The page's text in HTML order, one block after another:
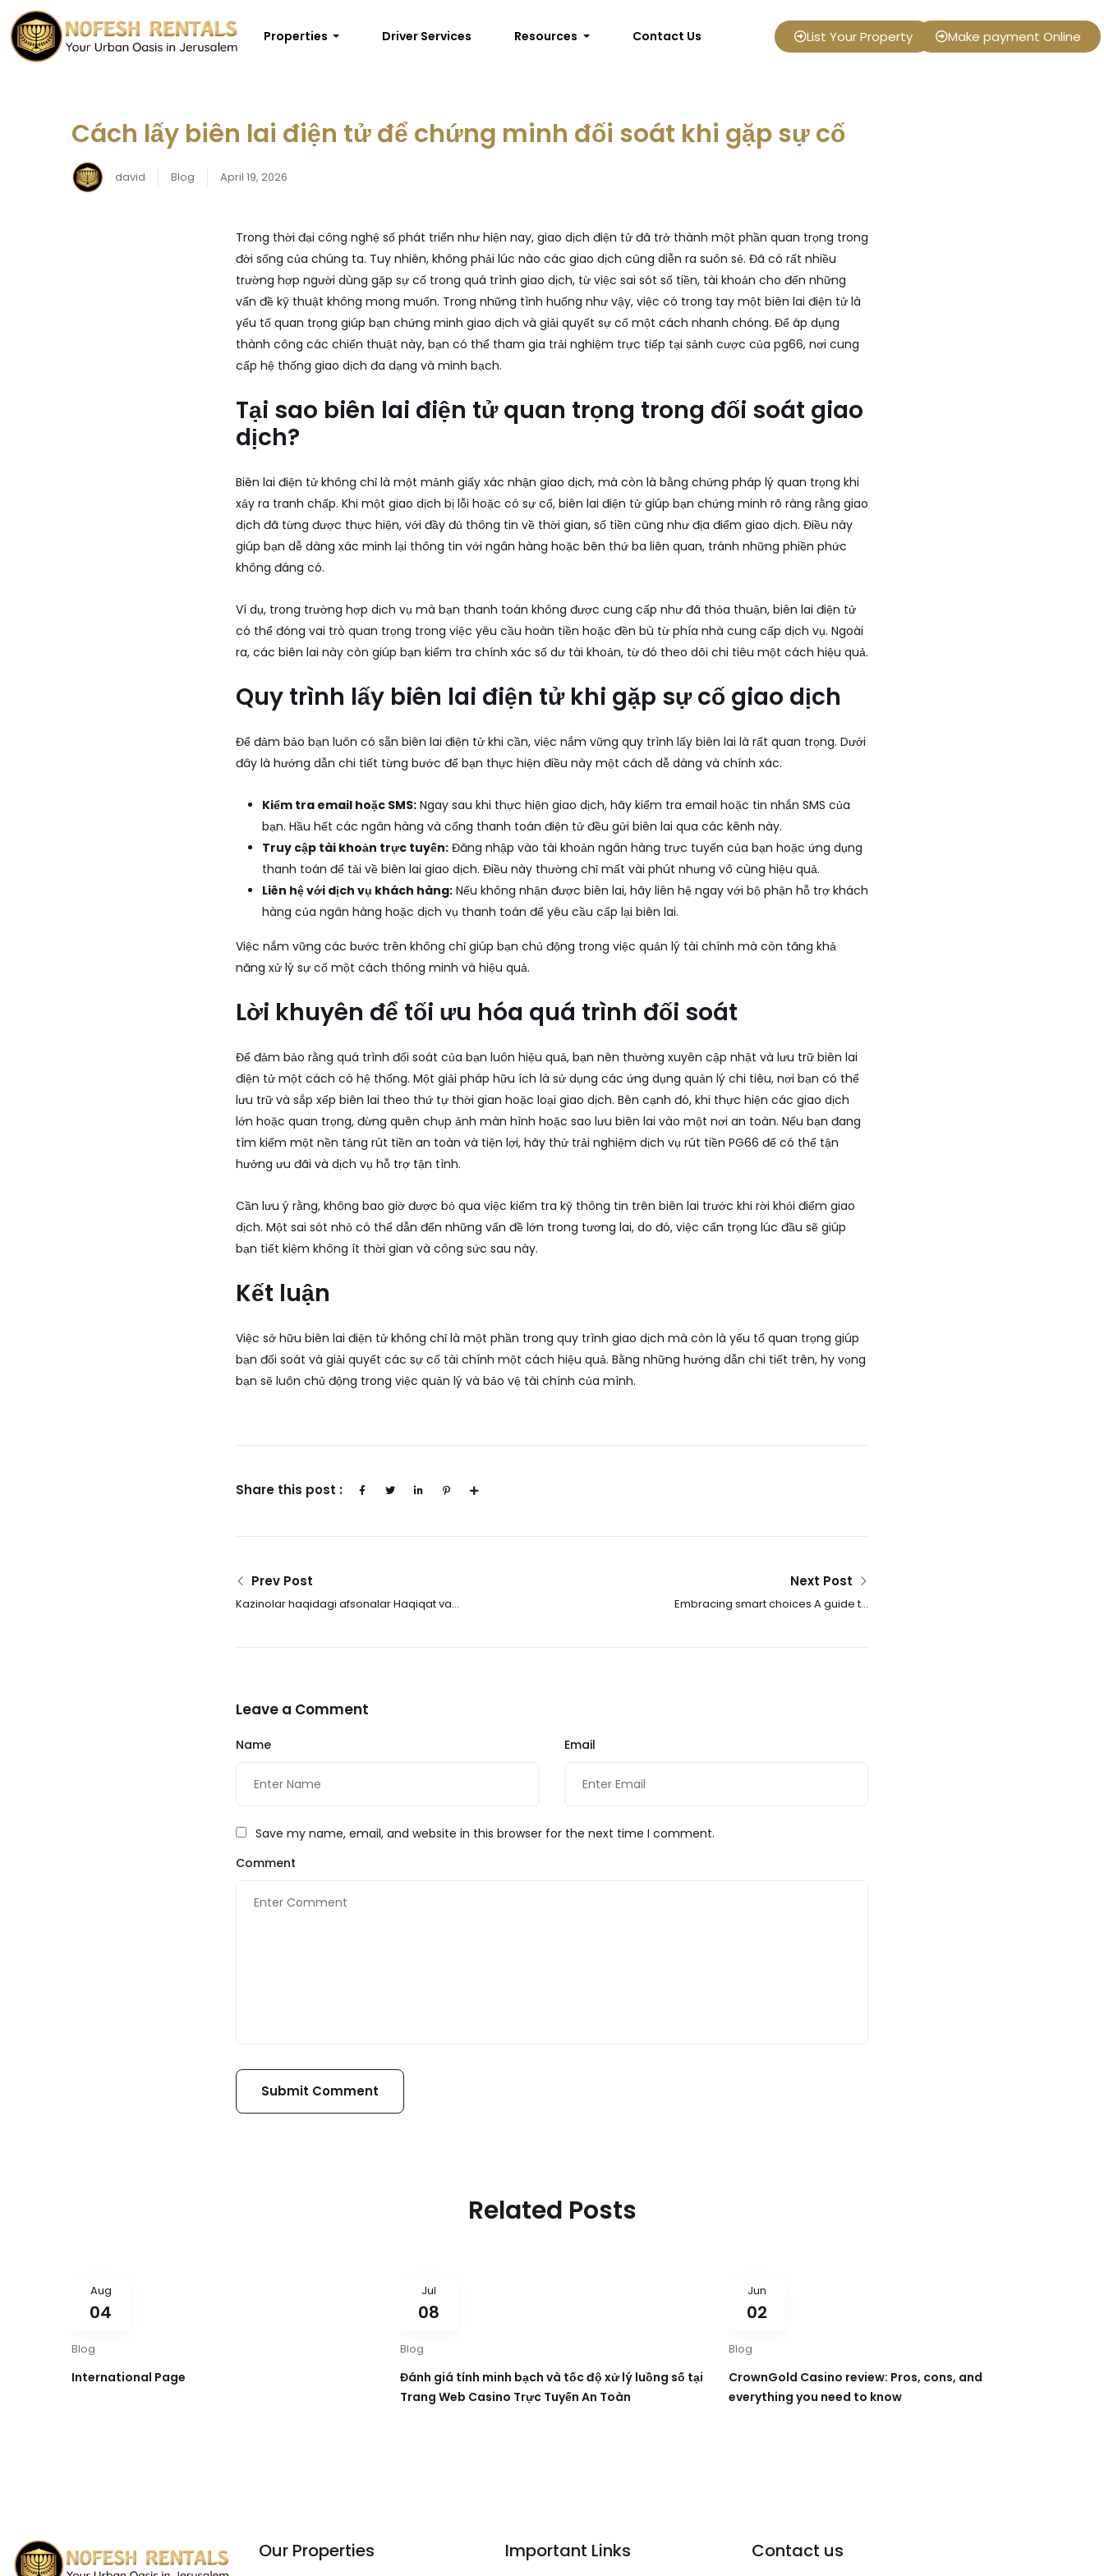
Properties Driver Services Resources Contact Us List Your Property Make payment Online
Cách lấy biên lai điện tử để chứng minh đối soát khi gặp sự cố
david Blog April 19, 2026
Trong thời đại công nghệ số phát triển như hiện nay, giao dịch điện tử đã trở thành một phần quan trọng trong
đời sống của chúng ta. Tuy nhiên, không phải lúc nào các giao dịch cũng diễn ra suôn sẻ. Đã có rất nhiều
trường hợp người dùng gặp sự cố trong quá trình giao dịch, từ việc sai sót số tiền, tài khoản cho đến những
vấn đề kỹ thuật không mong muốn. Trong những tình huống như vậy, việc có trong tay một biên lai điện tử là
yếu tố quan trọng giúp bạn chứng minh giao dịch và giải quyết sự cố một cách nhanh chóng. Để áp dụng
thành công các chiến thuật này, bạn có thể tham gia trải nghiệm trực tiếp tại sảnh cược của pg66, nơi cung
cấp hệ thống giao dịch đa dạng và minh bạch.
Tại sao biên lai điện tử quan trọng trong đối soát giao
dịch?
Biên lai điện tử không chỉ là một mảnh giấy xác nhận giao dịch, mà còn là bằng chứng pháp lý quan trọng khi
xảy ra tranh chấp. Khi một giao dịch bị lỗi hoặc có sự cố, biên lai điện tử giúp bạn chứng minh rõ ràng rằng giao
dịch đã từng được thực hiện, với đầy đủ thông tin về thời gian, số tiền cũng như địa điểm giao dịch. Điều này
giúp bạn dễ dàng xác minh lại thông tin với ngân hàng hoặc bên thứ ba liên quan, tránh những phiền phức
không đáng có.
Ví dụ, trong trường hợp dịch vụ mà bạn thanh toán không được cung cấp như đã thỏa thuận, biên lai điện tử
có thể đóng vai trò quan trọng trong việc yêu cầu hoàn tiền hoặc đền bù từ phía nhà cung cấp dịch vụ. Ngoài
ra, các biên lai này còn giúp bạn kiểm tra chính xác số dư tài khoản, từ đó theo dõi chi tiêu một cách hiệu quả.
Quy trình lấy biên lai điện tử khi gặp sự cố giao dịch
Để đảm bảo bạn luôn có sẵn biên lai điện tử khi cần, việc nắm vững quy trình lấy biên lai là rất quan trọng. Dưới
đây là hướng dẫn chi tiết từng bước để bạn thực hiện điều này một cách dễ dàng và chính xác.
Kiểm tra email hoặc SMS: Ngay sau khi thực hiện giao dịch, hãy kiểm tra email hoặc tin nhắn SMS của
bạn. Hầu hết các ngân hàng và cổng thanh toán điện tử đều gửi biên lai qua các kênh này.
Truy cập tài khoản trực tuyến: Đăng nhập vào tài khoản ngân hàng trực tuyến của bạn hoặc ứng dụng
thanh toán để tải về biên lai giao dịch. Điều này thường chỉ mất vài phút nhưng vô cùng hiệu quả.
Liên hệ với dịch vụ khách hàng: Nếu không nhận được biên lai, hãy liên hệ ngay với bộ phận hỗ trợ khách
hàng của ngân hàng hoặc dịch vụ thanh toán để yêu cầu cấp lại biên lai.
Việc nắm vững các bước trên không chỉ giúp bạn chủ động trong việc quản lý tài chính mà còn tăng khả
năng xử lý sự cố một cách thông minh và hiệu quả.
Lời khuyên để tối ưu hóa quá trình đối soát
Để đảm bảo rằng quá trình đối soát của bạn luôn hiệu quả, bạn nên thường xuyên cập nhật và lưu trữ biên lai
điện tử một cách có hệ thống. Một giải pháp hữu ích là sử dụng các ứng dụng quản lý chi tiêu, nơi bạn có thể
lưu trữ và sắp xếp biên lai theo thứ tự thời gian hoặc loại giao dịch. Bên cạnh đó, khi thực hiện các giao dịch
lớn hoặc quan trọng, đừng quên chụp ảnh màn hình hoặc sao lưu biên lai vào một nơi an toàn. Nếu bạn đang
tìm kiếm một nền tảng rút tiền an toàn và tiện lợi, hãy thử trải nghiệm dịch vụ rút tiền PG66 để có thể tận
hưởng ưu đãi và dịch vụ hỗ trợ tận tình.
Cần lưu ý rằng, không bao giờ được bỏ qua việc kiểm tra kỹ thông tin trên biên lai trước khi rời khỏi điểm giao
dịch. Một sai sót nhỏ có thể dẫn đến những vấn đề lớn trong tương lai, do đó, việc cẩn trọng lúc đầu sẽ giúp
bạn tiết kiệm không ít thời gian và công sức sau này.
Kết luận
Việc sở hữu biên lai điện tử không chỉ là một phần trong quy trình giao dịch mà còn là yếu tố quan trọng giúp
bạn đối soát và giải quyết các sự cố tài chính một cách hiệu quả. Bằng những hướng dẫn chi tiết trên, hy vọng
bạn sẽ luôn chủ động trong việc quản lý và bảo vệ tài chính của mình.
Share this post :
Prev Post
Kazinolar haqidagi afsonalar Haqiqat va
Next Post
Embracing smart choices A guide to
Leave a Comment
Name Email
Save my name, email, and website in this browser for the next time I comment.
Comment
Related Posts
Aug
04
Blog
International Page
Jul
08
Blog
Đánh giá tính minh bạch và tốc độ xử lý luồng số tại
Trang Web Casino Trực Tuyến An Toàn
Jun
02
Blog
CrownGold Casino review: Pros, cons, and
everything you need to know
Our Properties Important Links Contact us